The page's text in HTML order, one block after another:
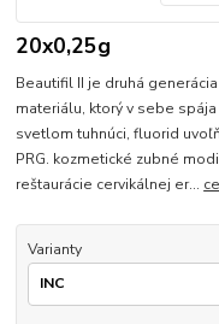
20x0,25g
Beautifil II je druhá
materiálu, ktorý v sebe
svetlom tuhnúci, fluorid
PRG. kozmetické zubné
reštaurácie cervikálnej er...
Varianty